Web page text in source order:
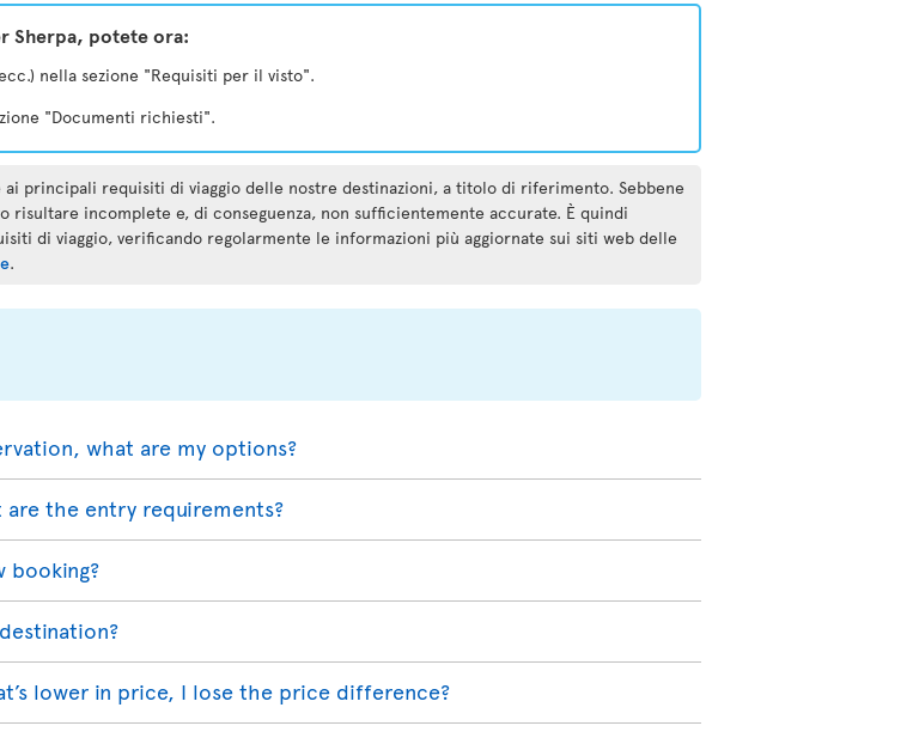
Sherpa, potete ora:
nella sezione "Requisiti per il visto".
"Documenti richiesti".
principali requisiti di viaggio delle nostre destinazioni, a titolo di riferimento. Sebbene
risultare incomplete e, di conseguenza, non sufficientemente accurate. È quindi
di viaggio, verificando regolarmente le informazioni più aggiornate sui siti web delle
.
what are my options?
the entry requirements?
booking?
lower in price, I lose the price difference?